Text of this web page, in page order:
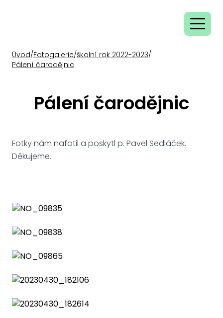
Úvod/Fotogalerie/školní rok 2022-2023/
Pálení čarodějnic
Pálení čarodějnic
Fotky nám nafotil a poskytl p. Pavel Sedláček.
Děkujeme.